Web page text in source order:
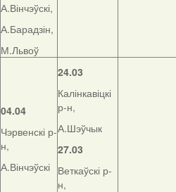
А.Вінчэўскі,
А.Барадзін,
М.Львоў
04.04
Чэрвенскі р-
н,
А.Вінчэўскі
24.03
Калінкавіцкі
р-н,
А.Шэўчык
27.03
Веткаўскі р-
н,